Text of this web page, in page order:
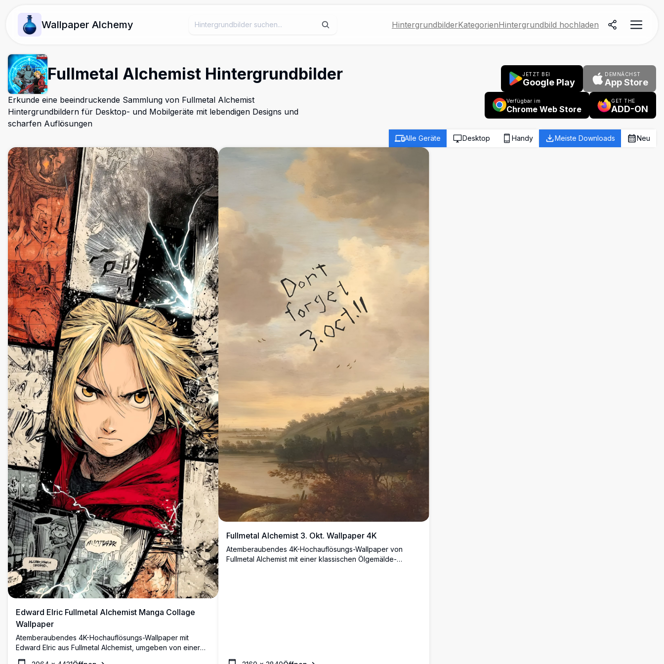
Wallpaper Alchemy HintergrundbilderKategorienHintergrundbild hochladen
Fullmetal Alchemist Hintergrundbilder
Erkunde eine beeindruckende Sammlung von Fullmetal Alchemist
Hintergrundbildern für Desktop- und Mobilgeräte mit lebendigen Designs und
scharfen Auflösungen
JETZT BEI
Google Play
DEMNÄCHST
App Store
Verfügbar im
Chrome Web Store
GET THE
ADD-ON
Alle Geräte Desktop Handy Meiste Downloads Neu
Edward Elric Fullmetal Alchemist Manga Collage
Wallpaper
Atemberaubendes 4K-Hochauflösungs-Wallpaper mit
Edward Elric aus Fullmetal Alchemist, umgeben von einer
dynamischen Manga-Panel-Collage mit Blitzeffekten,
Fullmetal Alchemist 3. Okt. Wallpaper 4K
Atemberaubendes 4K-Hochauflösungs-Wallpaper von
Fullmetal Alchemist mit einer klassischen Ölgemälde-